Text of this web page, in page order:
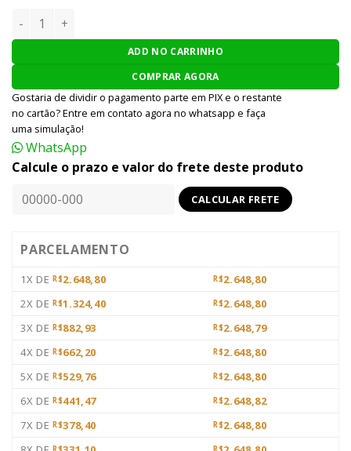
PISTOLA AIRSOFT EMG / APS / F1 FIREARMS BSF-19 GBB
ADD NO CARRINHO
COMPRAR AGORA
Gostaria de dividir o pagamento parte em PIX e o restante
no cartão? Entre em contato agora no whatsapp e faça
uma simulação!
WhatsApp
Calcule o prazo e valor do frete deste produto
PARCELAMENTO
1X DE R$2.648,80 R$2.648,80
2X DE R$1.324,40 R$2.648,80
3X DE R$882,93 R$2.648,79
4X DE R$662,20 R$2.648,80
5X DE R$529,76 R$2.648,80
6X DE R$441,47 R$2.648,82
7X DE R$378,40 R$2.648,80